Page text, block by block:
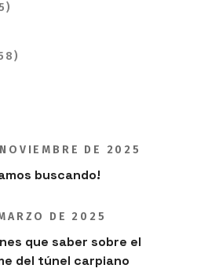
DE 2025
buscando!
DE 2025
que saber sobre el
del túnel carpiano